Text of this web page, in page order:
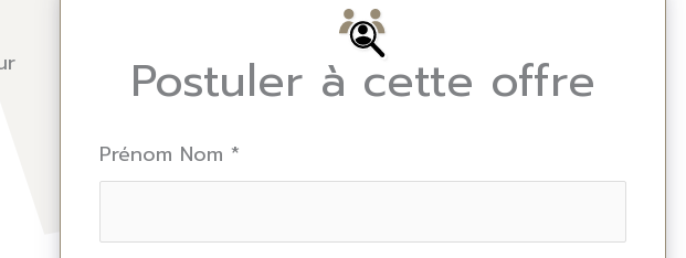
Postuler à cette offre
Prénom Nom *